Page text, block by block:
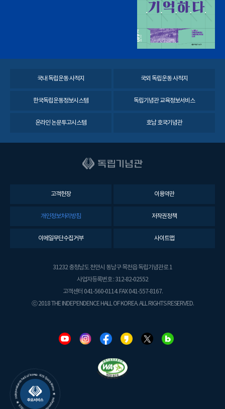
국내 독립운동 사적지 국외 독립운동 사적지
한국독립운동정보시스템 독립기념관 교육정보서비스
온라인 논문투고시스템 호남 호국기념관
고객헌장 이용약관
개인정보처리방침 저작권정책
이메일무단수집거부 사이트맵
31232 충청남도 천안시 동남구 목천읍 독립기념관로 1
사업자등록번호 : 312-82-02552
고객센터 041-560-0114. FAX 041-557-8167.
ⓒ 2018 THE INDEPENDENCE HALL OF KOREA. ALL RIGHTS RESERVED.